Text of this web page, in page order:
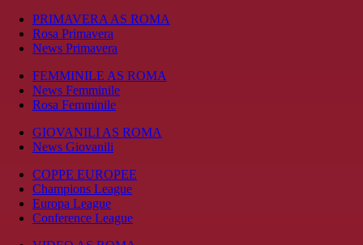
PRIMAVERA AS ROMA
Rosa Primavera
News Primavera
FEMMINILE AS ROMA
News Femminile
Rosa Femminile
GIOVANILI AS ROMA
News Giovanili
COPPE EUROPEE
Champions League
Europa League
Conference League